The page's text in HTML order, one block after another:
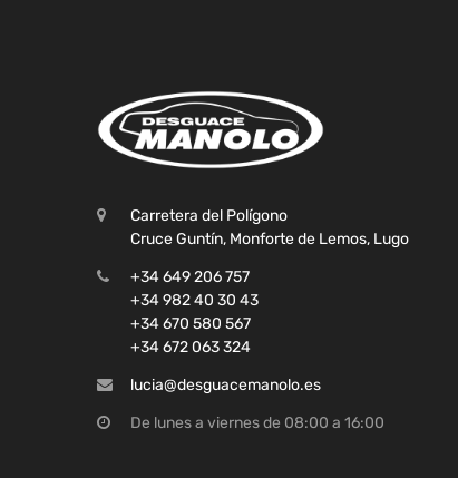
Carretera del Polígono
Cruce Guntín, Monforte de Lemos, Lugo
+34 649 206 757
+34 982 40 30 43
+34 670 580 567
+34 672 063 324
lucia@desguacemanolo.es
De lunes a viernes de 08:00 a 16:00